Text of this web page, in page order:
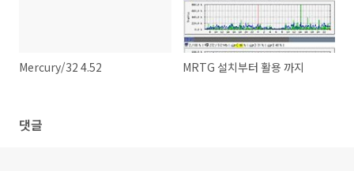
Mercury/32 4.52 MRTG 설치부터 활용 까지
댓글